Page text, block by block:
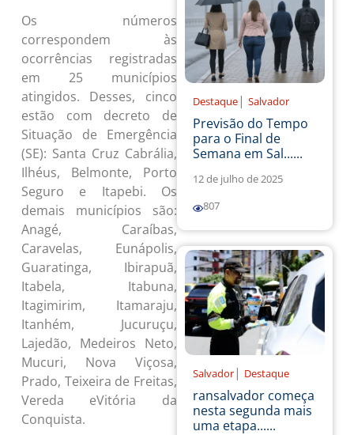
Os números
correspondem às
ocorrências registradas
em 25 municípios
atingidos. Desses, cinco
estão com decreto de
Situação de Emergência
(SE): Santa Cruz Cabrália,
Ilhéus, Belmonte, Porto
Seguro e Itapebi. Os
demais municípios são:
Anagé, Caraíbas,
Caravelas, Eunápolis,
Guaratinga, Ibirapuã,
Itabela, Itabuna,
Itagimirim, Itamaraju,
Itanhém, Jucuruçu,
Lajedão, Medeiros Neto,
Mucuri, Nova Viçosa,
Prado, Teixeira de Freitas,
Vereda eVitória da
Conquista.
Destaque | Salvador
Previsão do Tempo
para o Final de
Semana em Sal......
12 de julho de 2025
807
Salvador | Destaque
ransalvador começa
nesta segunda mais
uma etapa......